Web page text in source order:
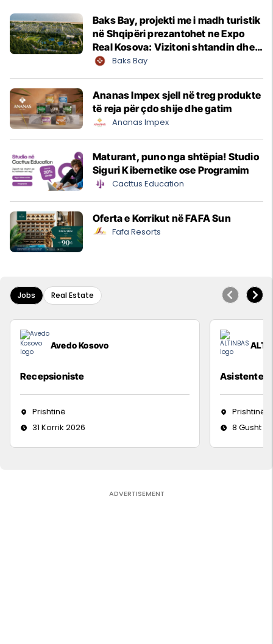
Baks Bay, projekti me i madh turistik
në Shqipëri prezantohet ne Expo
Real Kosova: Vizitoni shtandin dhe
zbuloni mundësitë e investimit
Baks Bay
Ananas Impex sjell në treg produkte
të reja për çdo shije dhe gatim
Ananas Impex
Maturant, puno nga shtëpia! Studio
Siguri Kibernetike ose Programim
Cacttus Education
Oferta e Korrikut në FAFA Sun
Fafa Resorts
Jobs Real Estate
Avedo Kosovo
Recepsioniste
Prishtinë
31 Korrik 2026
Asistente
Prishtinë
8 Gusht